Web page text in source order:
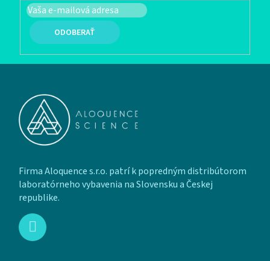
PRIHLÁSIŤ SA
Firma Aloquence s.r.o. patrí k popredným distribútorom
laboratórneho vybavenia na Slovensku a Českej
republike.